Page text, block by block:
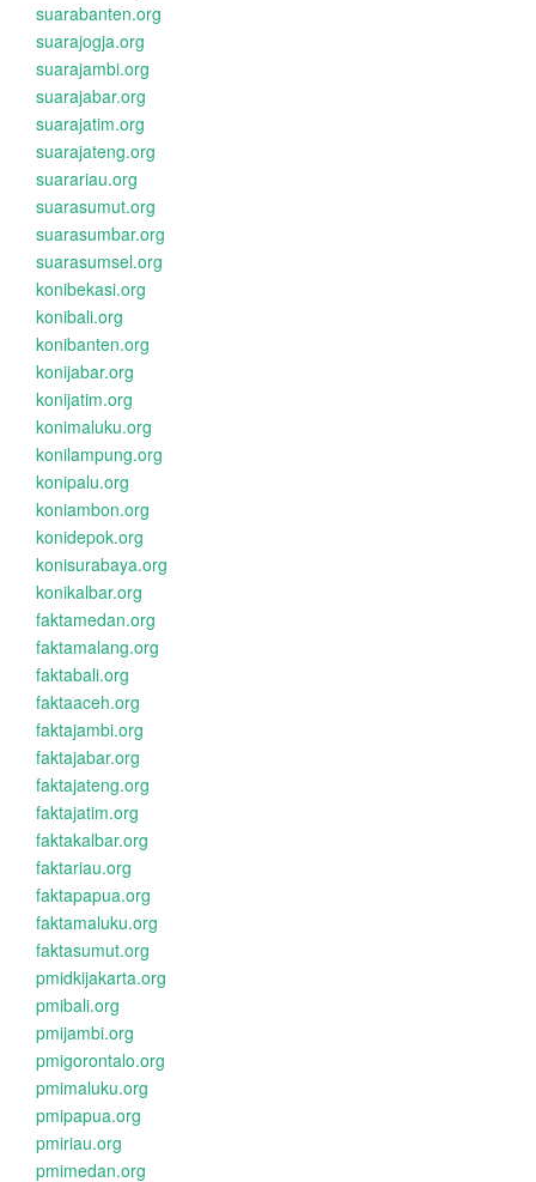
suarabanten.org
suarajogja.org
suarajambi.org
suarajabar.org
suarajatim.org
suarajateng.org
suarariau.org
suarasumut.org
suarasumbar.org
suarasumsel.org
konibekasi.org
konibali.org
konibanten.org
konijabar.org
konijatim.org
konimaluku.org
konilampung.org
konipalu.org
koniambon.org
konidepok.org
konisurabaya.org
konikalbar.org
faktamedan.org
faktamalang.org
faktabali.org
faktaaceh.org
faktajambi.org
faktajabar.org
faktajateng.org
faktajatim.org
faktakalbar.org
faktariau.org
faktapapua.org
faktamaluku.org
faktasumut.org
pmidkijakarta.org
pmibali.org
pmijambi.org
pmigorontalo.org
pmimaluku.org
pmipapua.org
pmiriau.org
pmimedan.org